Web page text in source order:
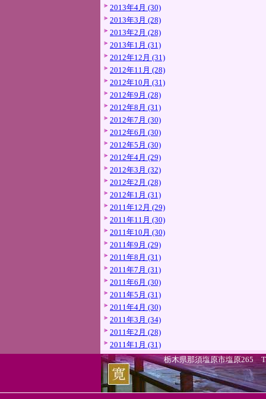
2013年4月 (30)
2013年3月 (28)
2013年2月 (28)
2013年1月 (31)
2012年12月 (31)
2012年11月 (28)
2012年10月 (31)
2012年9月 (28)
2012年8月 (31)
2012年7月 (30)
2012年6月 (30)
2012年5月 (30)
2012年4月 (29)
2012年3月 (32)
2012年2月 (28)
2012年1月 (31)
2011年12月 (29)
2011年11月 (30)
2011年10月 (30)
2011年9月 (29)
2011年8月 (31)
2011年7月 (31)
2011年6月 (30)
2011年5月 (31)
2011年4月 (30)
2011年3月 (34)
2011年2月 (28)
2011年1月 (31)
栃木県那須塩原市塩原265